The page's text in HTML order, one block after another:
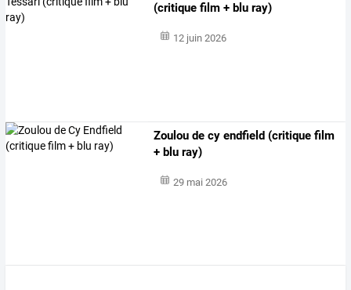
(critique film + blu ray)
12 juin 2026
Zoulou de cy endfield (critique film
+ blu ray)
29 mai 2026